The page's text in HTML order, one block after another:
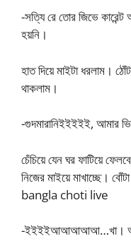
-সত্যি রে তোর জিভে
হয়নি।
হাত দিয়ে মাইটা ধরলাম।
থাকলাম।
-গুদমারানিইইইইই, আমার
চেঁচিয়ে যেন ঘর ফাটিয়ে
নিজের মাইয়ে মাখাচ্ছে।
bangla choti live
-ইইইইআআআআআ…খা।